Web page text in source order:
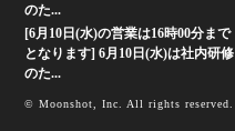
のた...
[6月10日(水)の営業は16時00分まで
となります] 6月10日(水)は社内研修
のた...
© Moonshot, Inc. All rights reserved.